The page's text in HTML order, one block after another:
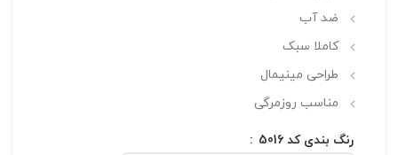
ضد آب
کاملا سبک
طراحی مینیمال
مناسب روزمرگی
رنگ بندی کد 5016